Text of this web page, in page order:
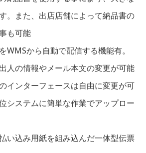
。また、出店店舗によって納品書の
も可能
WMSから自動で配信する機能有。
人の情報やメール本文の変更が可能
インターフェースは自由に変更が可
システムに簡単な作業でアップロー
い込み用紙を組み込んだ一体型伝票